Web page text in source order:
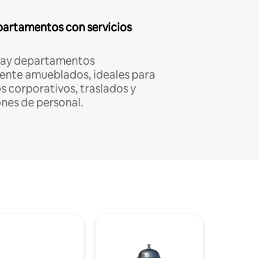
con servicios
departamentos
amueblados, ideales para
corporativos, traslados y
de personal.